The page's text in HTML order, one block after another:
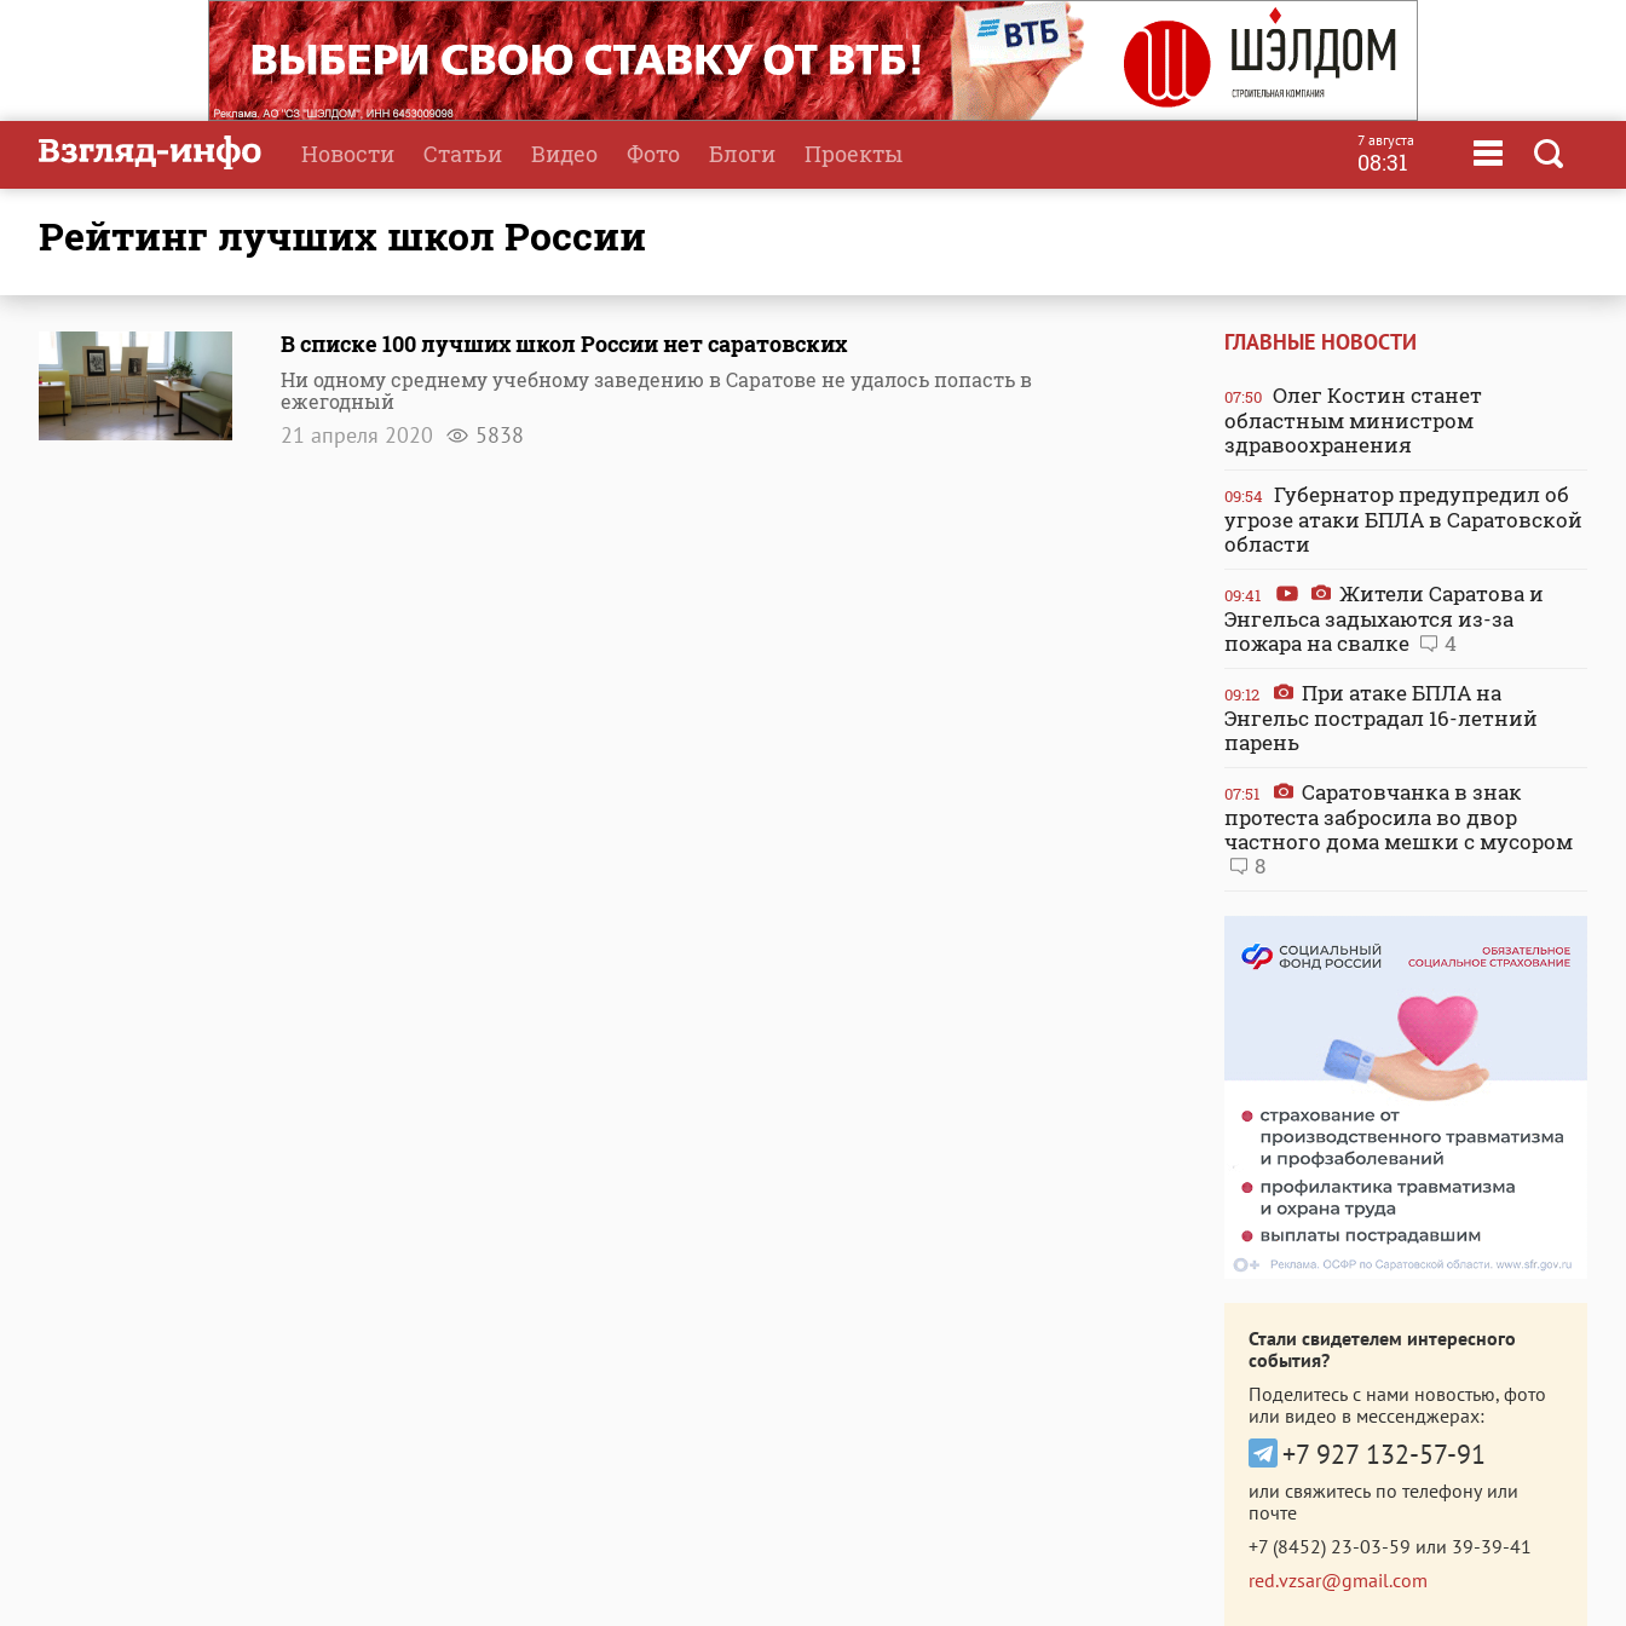
Новости Статьи Видео Фото Блоги Проекты 7 августа
08:31
рейтинг лучших школ России
В списке 100 лучших школ России нет саратовских
Ни одному среднему учебному заведению в Саратове не удалось попасть в
ежегодный
21 апреля 2020 5838
ГЛАВНЫЕ НОВОСТИ
07:50 Олег Костин станет
областным министром
здравоохранения
09:54 Губернатор предупредил об
угрозе атаки БПЛА в Саратовской
области
09:41
Жители Саратова и
Энгельса задыхаются из-за
пожара на свалке
4
09:12
При атаке БПЛА на
Энгельс пострадал 16-летний
парень
07:51
Саратовчанка в знак
протеста забросила во двор
частного дома мешки с мусором
8
Стали свидетелем интересного
события?
Поделитесь с нами новостью, фото
или видео в мессенджерах:
+7 927 132-57-91
или свяжитесь по телефону или
почте
+7 (8452) 23-03-59 или 39-39-41
red.vzsar@gmail.com